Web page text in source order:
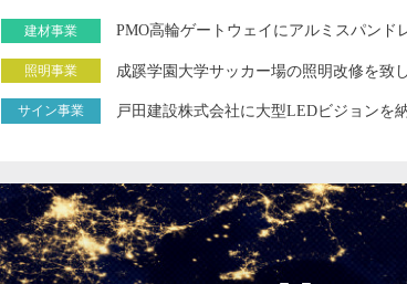
建材事業 PMO高輪ゲートウェイにアルミスパンド
照明事業 成蹊学園大学サッカー場の照明改修を致
サイン事業 戸田建設株式会社に大型LEDビジョンを